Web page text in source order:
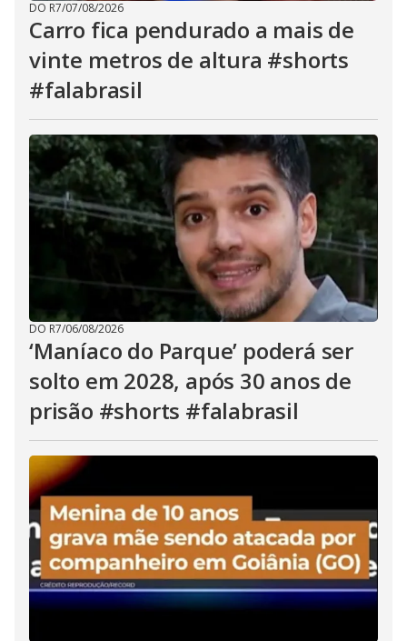
DO R7/07/08/2026
Carro fica pendurado a mais de
vinte metros de altura #shorts
#falabrasil
DO R7/06/08/2026
‘Maníaco do Parque’ poderá ser
solto em 2028, após 30 anos de
prisão #shorts #falabrasil